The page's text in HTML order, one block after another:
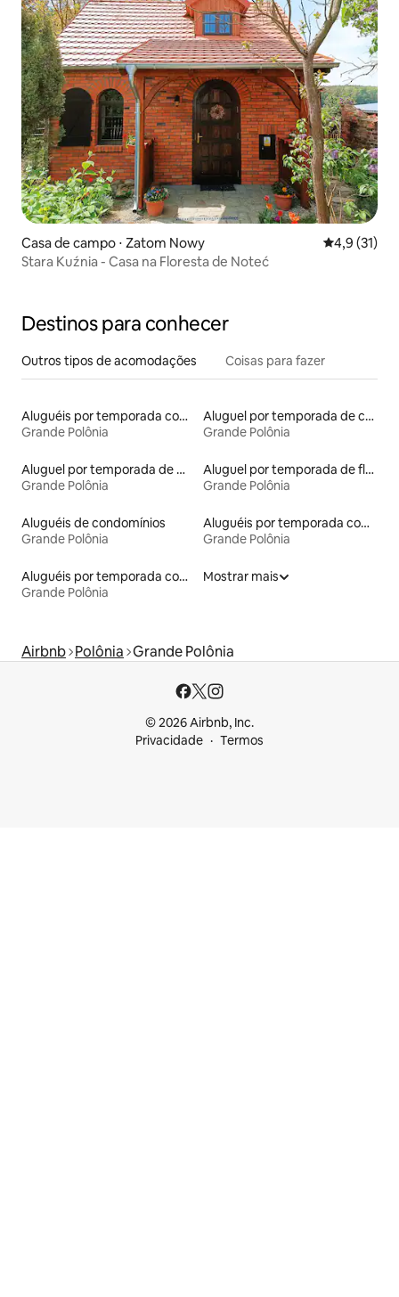
Casa de campo ⋅ Zatom Nowy 4,9 de uma
4,9 (31)
Stara Kuźnia - Casa na Floresta de Noteć
Destinos para conhecer
Outros tipos de acomodações Coisas para fazer
Aluguéis por temporada com acesso ao lago
Grande Polônia
Aluguel por temporada de casas de hóspedes
Grande Polônia
Aluguel por temporada de microcasas
Grande Polônia
Aluguel por temporada de flats
Grande Polônia
Aluguéis de condomínios
Grande Polônia
Aluguéis por temporada com cama de altura acessível
Grande Polônia
Aluguéis por temporada com café da manhã
Grande Polônia
Mostrar mais
Airbnb Polônia Grande Polônia
© 2026 Airbnb, Inc.
Privacidade
Termos